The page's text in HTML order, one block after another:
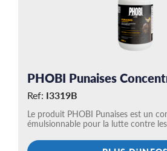
PHOBI Punaises
Ref: I3319B
Le produit PHOBI Punaises est un
émulsionnable pour la lutte contre